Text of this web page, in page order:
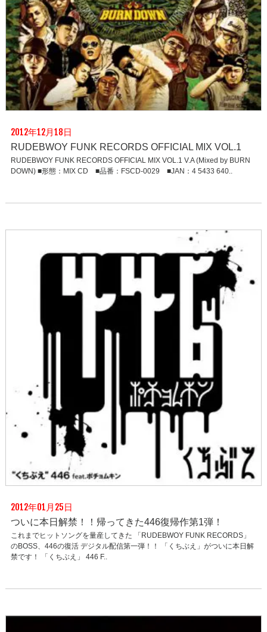
2012年12月18日
RUDEBWOY FUNK RECORDS OFFICIAL MIX VOL.1
RUDEBWOY FUNK RECORDS OFFICIAL MIX VOL.1 V.A (Mixed by BURN
DOWN) ■形態：MIX CD ■品番：FSCD-0029 ■JAN：4 5433 640..
2012年01月25日
ついに本日解禁！！帰ってきた446復帰作第1弾！
これまでヒットソングを量産してきた 「RUDEBWOY FUNK RECORDS」
のBOSS、446の復活 デジタル配信第一弾！！ 「くちぶえ」がついに本日解
禁です！ 「くちぶえ」 446 F..